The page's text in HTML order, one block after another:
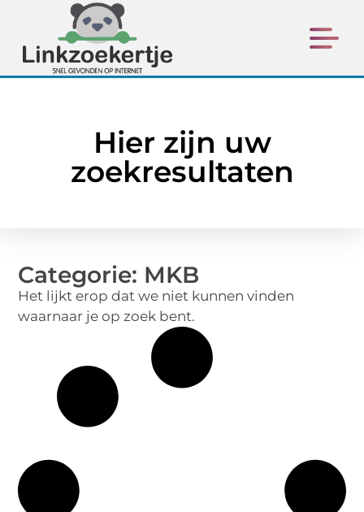
Hier zijn uw
zoekresultaten
Categorie: MKB
Het lijkt erop dat we niet kunnen vinden
waarnaar je op zoek bent.